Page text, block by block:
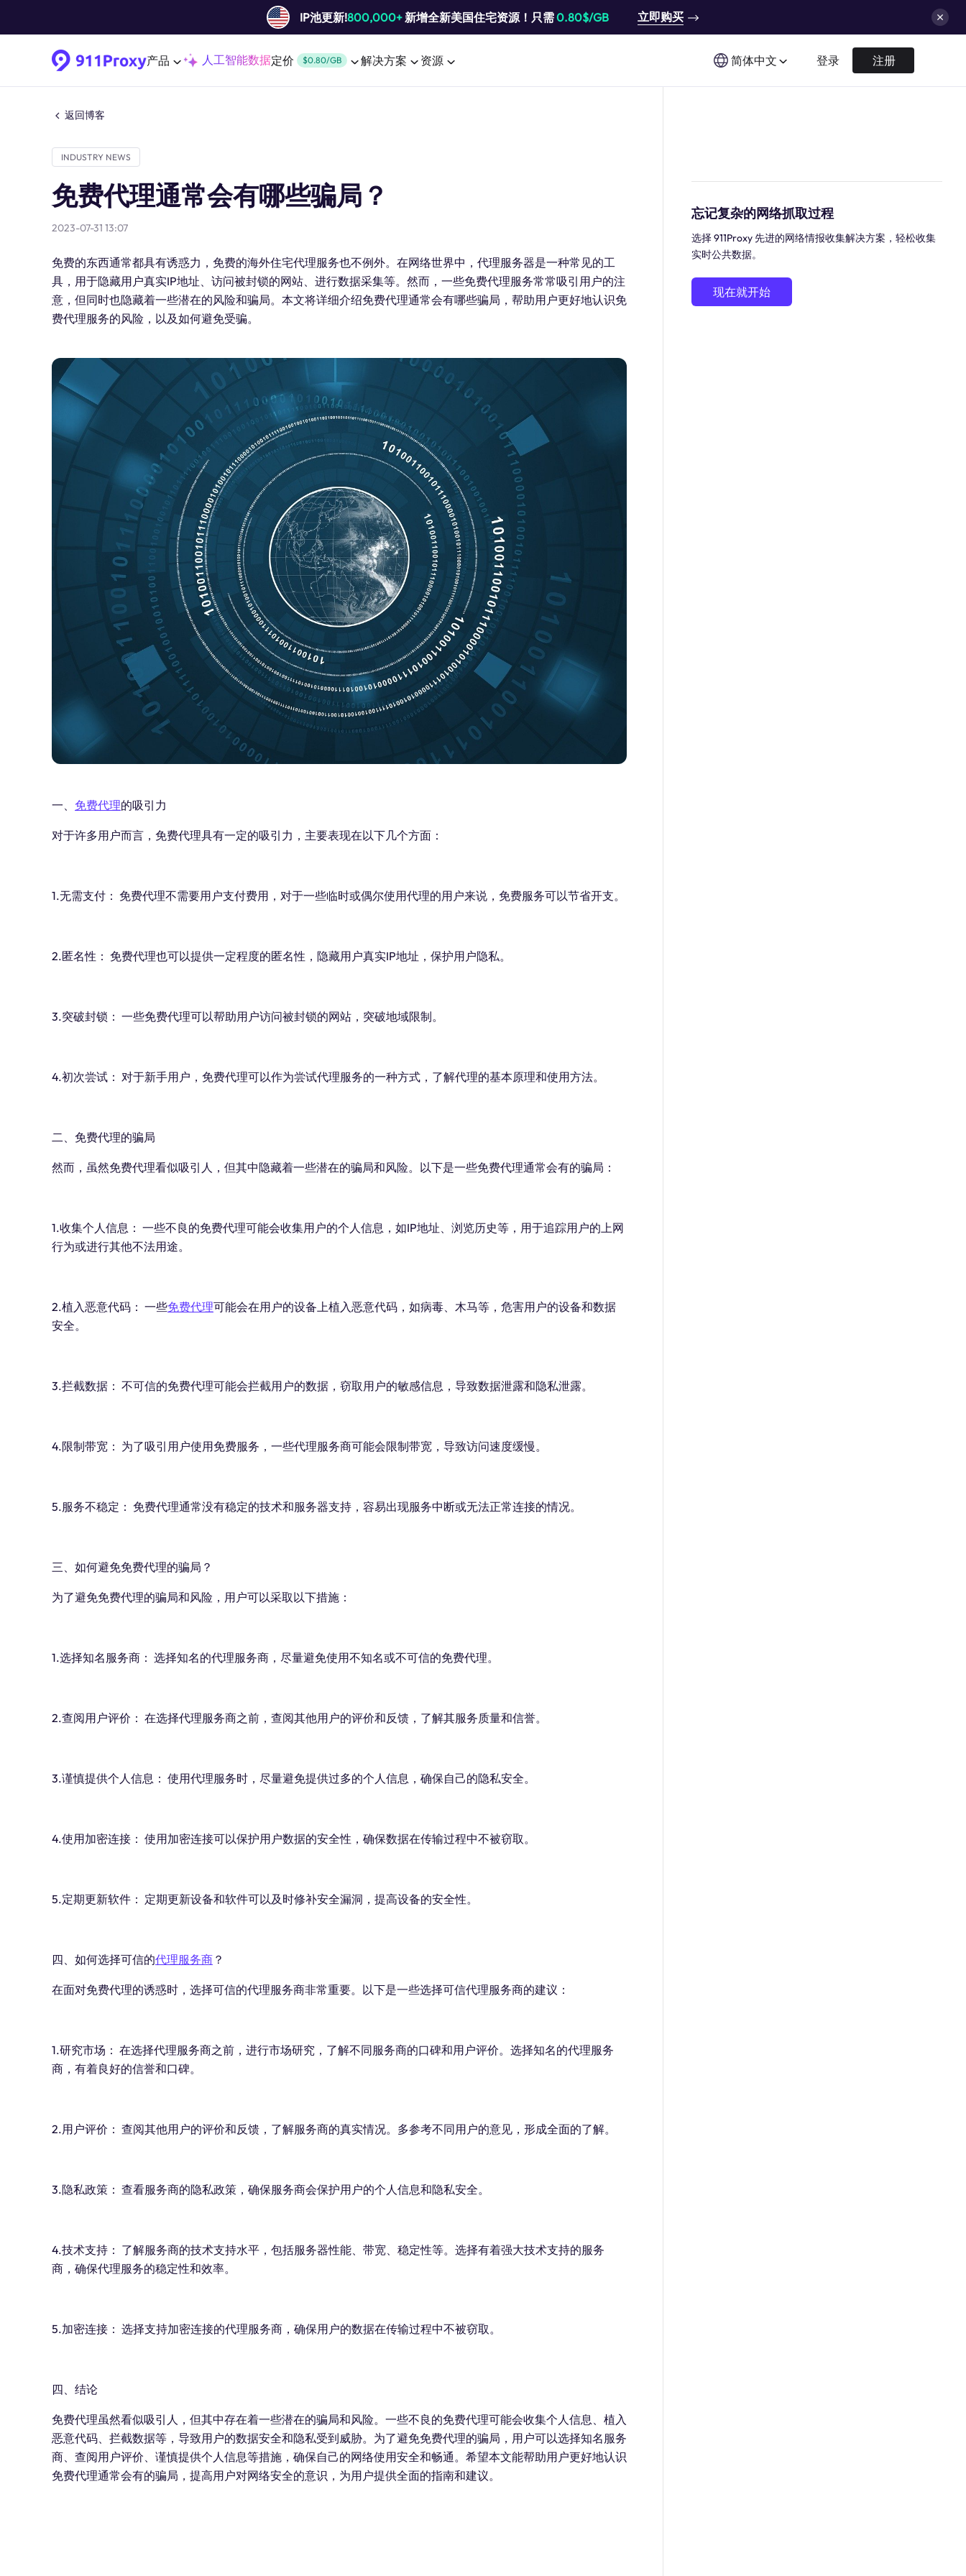
IP池更新!800,000+新增全新美国住宅资源！只需0.80$/GB 立即购买
产品 人工智能数据定价 $0.80/GB 解决方案 资源 简体中文 登录 注册
返回博客
INDUSTRY NEWS
免费代理通常会有哪些骗局？
2023-07-31 13:07
免费的东西通常都具有诱惑力，免费的海外住宅代理服务也不例外。在网络世界中，代理服务器是一种常见的工
具，用于隐藏用户真实IP地址、访问被封锁的网站、进行数据采集等。然而，一些免费代理服务常常吸引用户的注
意，但同时也隐藏着一些潜在的风险和骗局。本文将详细介绍免费代理通常会有哪些骗局，帮助用户更好地认识免
费代理服务的风险，以及如何避免受骗。
一、 免费代理的吸引力
对于许多用户而言，免费代理具有一定的吸引力，主要表现在以下几个方面：
1.无需支付： 免费代理不需要用户支付费用，对于一些临时或偶尔使用代理的用户来说，免费服务可以节省开支。
2.匿名性： 免费代理也可以提供一定程度的匿名性，隐藏用户真实IP地址，保护用户隐私。
3.突破封锁： 一些免费代理可以帮助用户访问被封锁的网站，突破地域限制。
4.初次尝试： 对于新手用户，免费代理可以作为尝试代理服务的一种方式，了解代理的基本原理和使用方法。
二、免费代理的骗局
然而，虽然免费代理看似吸引人，但其中隐藏着一些潜在的骗局和风险。以下是一些免费代理通常会有的骗局：
1.收集个人信息： 一些不良的免费代理可能会收集用户的个人信息，如IP地址、浏览历史等，用于追踪用户的上网
行为或进行其他不法用途。
2.植入恶意代码： 一些免费代理可能会在用户的设备上植入恶意代码，如病毒、木马等，危害用户的设备和数据
安全。
3.拦截数据： 不可信的免费代理可能会拦截用户的数据，窃取用户的敏感信息，导致数据泄露和隐私泄露。
4.限制带宽： 为了吸引用户使用免费服务，一些代理服务商可能会限制带宽，导致访问速度缓慢。
5.服务不稳定： 免费代理通常没有稳定的技术和服务器支持，容易出现服务中断或无法正常连接的情况。
三、如何避免免费代理的骗局？
为了避免免费代理的骗局和风险，用户可以采取以下措施：
1.选择知名服务商： 选择知名的代理服务商，尽量避免使用不知名或不可信的免费代理。
2.查阅用户评价： 在选择代理服务商之前，查阅其他用户的评价和反馈，了解其服务质量和信誉。
3.谨慎提供个人信息： 使用代理服务时，尽量避免提供过多的个人信息，确保自己的隐私安全。
4.使用加密连接： 使用加密连接可以保护用户数据的安全性，确保数据在传输过程中不被窃取。
5.定期更新软件： 定期更新设备和软件可以及时修补安全漏洞，提高设备的安全性。
四、如何选择可信的代理服务商 ？
在面对免费代理的诱惑时，选择可信的代理服务商非常重要。以下是一些选择可信代理服务商的建议：
1.研究市场： 在选择代理服务商之前，进行市场研究，了解不同服务商的口碑和用户评价。选择知名的代理服务
商，有着良好的信誉和口碑。
2.用户评价： 查阅其他用户的评价和反馈，了解服务商的真实情况。多参考不同用户的意见，形成全面的了解。
3.隐私政策： 查看服务商的隐私政策，确保服务商会保护用户的个人信息和隐私安全。
4.技术支持： 了解服务商的技术支持水平，包括服务器性能、带宽、稳定性等。选择有着强大技术支持的服务
商，确保代理服务的稳定性和效率。
5.加密连接： 选择支持加密连接的代理服务商，确保用户的数据在传输过程中不被窃取。
四、结论
免费代理虽然看似吸引人，但其中存在着一些潜在的骗局和风险。一些不良的免费代理可能会收集个人信息、植入
恶意代码、拦截数据等，导致用户的数据安全和隐私受到威胁。为了避免免费代理的骗局，用户可以选择知名服务
商、查阅用户评价、谨慎提供个人信息等措施，确保自己的网络使用安全和畅通。希望本文能帮助用户更好地认识
免费代理通常会有的骗局，提高用户对网络安全的意识，为用户提供全面的指南和建议。
忘记复杂的网络抓取过程
选择 911Proxy 先进的网络情报收集解决方案，轻松收集
实时公共数据。
现在就开始